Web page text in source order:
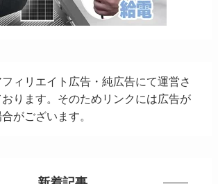
ィリエイト広告・純広告にて運営さ
ります。そのためリンクには広告が
がございます。